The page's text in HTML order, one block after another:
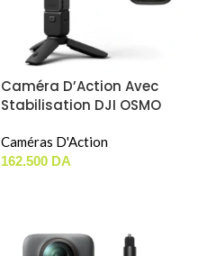
Caméra D’Action Avec
Stabilisation DJI OSMO
Caméras D'Action
162.500 DA